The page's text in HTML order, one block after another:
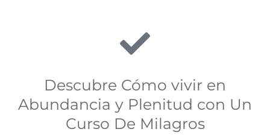
Descubre Cómo vivir en
Abundancia y Plenitud con Un
Curso De Milagros